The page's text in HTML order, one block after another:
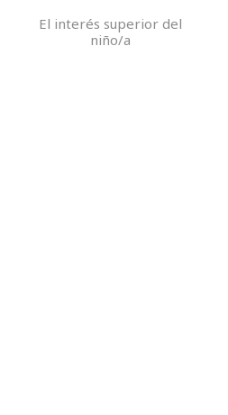
El interés superior del
niño/a